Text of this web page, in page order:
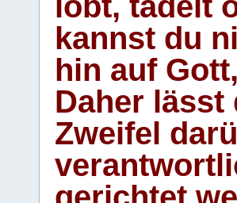
kannst du
hin auf
Daher lässt
Zweifel